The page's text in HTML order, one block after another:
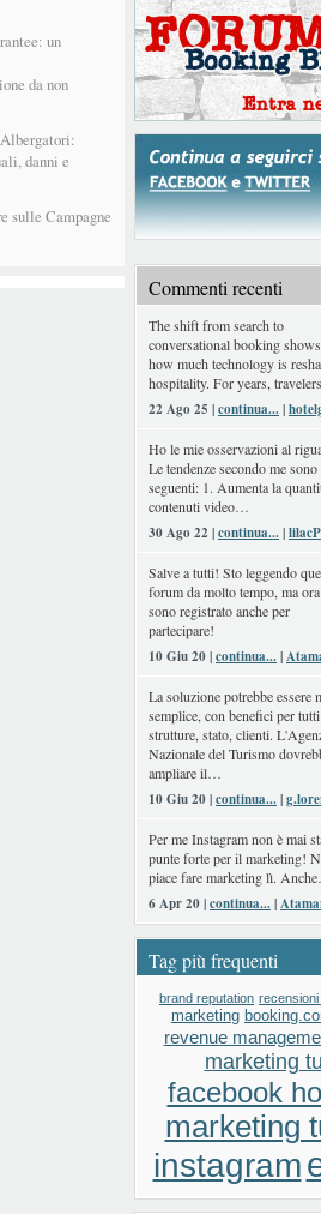
un
da non
danni e
sulle Campagne
Commenti recenti
The shift from search to
conversational booking
how much technology is
hospitality. For years,
22 Ago 25 |continua...|
Ho le mie osservazioni al
Le tendenze secondo me sono
seguenti: 1. Aumenta la
contenuti video…
30 Ago 22 |continua...|lilacP
Salve a tutti! Sto leggendo
forum da molto tempo, ma
sono registrato anche per
partecipare!
10 Giu 20 |continua...|
La soluzione potrebbe essere
semplice, con benefici per
strutture, stato, clienti.
Nazionale del Turismo
ampliare il…
10 Giu 20 |continua...|
Per me Instagram non è mai
punte forte per il marketing!
piace fare marketing lì. Anche…
6 Apr 20 |continua...|
Tag più frequenti
brand reputation recensioni
marketing
revenue
marketing
facebook
marketing
instagram